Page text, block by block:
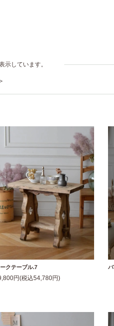
示しています。
クテーブル.7
円(税込54,780円)